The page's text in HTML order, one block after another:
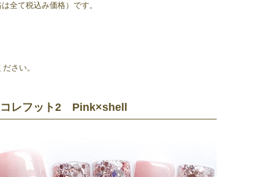
全て税込み価格）です。
さい。
レフット2 Pink×shell